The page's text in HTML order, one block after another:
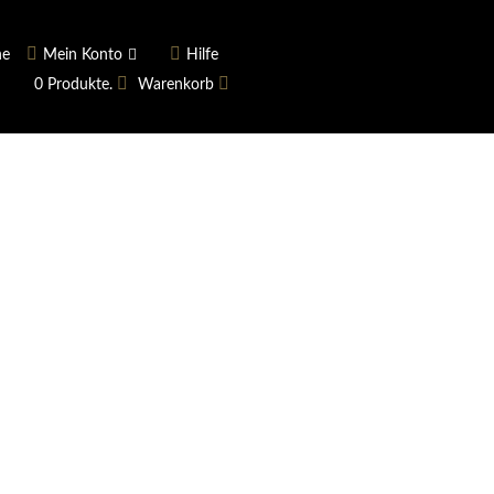
Mein Konto
Anmelden
Hilfe
0 Produkte.
Warenkorb